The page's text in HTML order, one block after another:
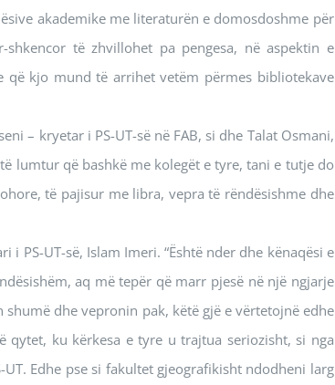
akademike me literaturën e domosdoshme për
të zhvillohet pa pengesa, në aspektin e
kjo mund të arrihet vetëm përmes bibliotekave
– kryetar i PS-UT-së në FAB, si dhe Talat Osmani,
lumtur që bashkë me kolegët e tyre, tani e tutje do
të pajisur me libra, vepra të rëndësishme dhe
PS-UT-së, Islam Imeri. “Është nder dhe kënaqësi e
aq më tepër që marr pjesë në një ngjarje
dhe vepronin pak, këtë gjë e vërtetojnë edhe
ku kërkesa e tyre u trajtua seriozisht, si nga
Edhe pse si fakultet gjeografikisht ndodheni larg